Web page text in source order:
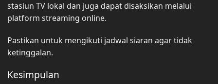
stasiun TV lokal dan juga dapat disaksikan melalui
platform streaming online.
Pastikan untuk mengikuti jadwal siaran agar tidak
ketinggalan.
Kesimpulan